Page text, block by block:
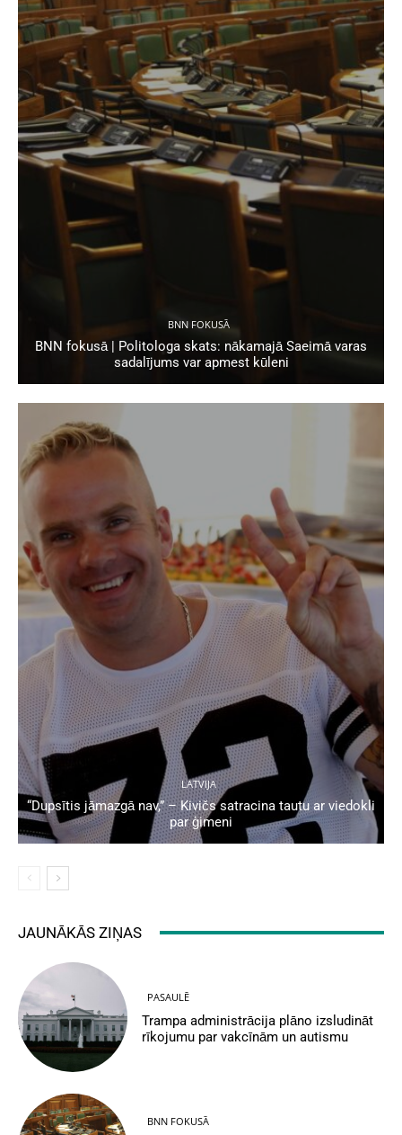
BNN FOKUSĀ
BNN fokusā | Politologa skats: nākamajā Saeimā varas
sadalījums var apmest kūleni
LATVIJA
“Dupsītis jāmazgā nav,” – Kivičs satracina tautu ar viedokli
par ģimeni
JAUNĀKĀS ZIŅAS
PASAULĒ
Trampa administrācija plāno izsludināt
rīkojumu par vakcīnām un autismu
BNN FOKUSĀ